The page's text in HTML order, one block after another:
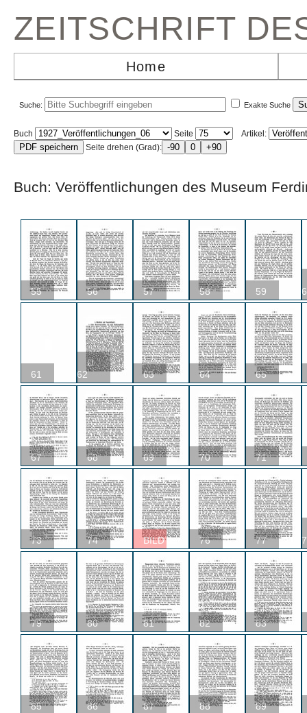
ZEITSCHRIFT
Home
Suche: Exakte Suche
Buch Seite
Artikel:
Seite drehen (Grad):
Buch: Veröffentlichungen des Museum
55 56 57 58 59
61
U
62
63 64 65
67 68 69 70 71
73 74 BILD 76 77
79 80 81 82 83
85 86 87 88 89